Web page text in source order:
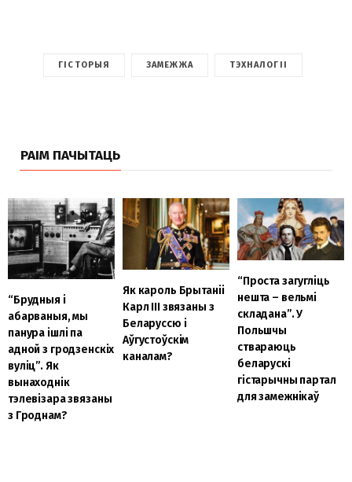
ГІСТОРЫЯ ЗАМЕЖЖА ТЭХНАЛОГІІ
РАІМ ПАЧЫТАЦЬ
“Брудныя і
абарваныя, мы
панура ішлі па
адной з гродзенскіх
вуліц”. Як
вынаходнік
тэлевізара звязаны
з Гроднам?
Як кароль Брытаніі
Карл III звязаны з
Беларуссю і
Аўгустоўскім
каналам?
“Проста загугліць
нешта – вельмі
складана”. У
Польшчы
ствараюць
беларускі
гістарычны партал
для замежнікаў